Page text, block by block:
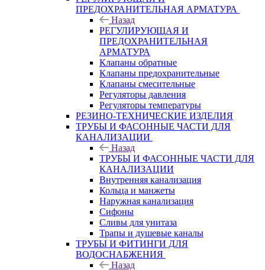
ПРЕДОХРАНИТЕЛЬНАЯ АРМАТУРА
Назад
РЕГУЛИРУЮЩАЯ И
ПРЕДОХРАНИТЕЛЬНАЯ
АРМАТУРА
Клапаны обратные
Клапаны предохранительные
Клапаны смесительные
Регуляторы давления
Регуляторы температуры
РЕЗИНО-ТЕХНИЧЕСКИЕ ИЗДЕЛИЯ
ТРУБЫ И ФАСОННЫЕ ЧАСТИ ДЛЯ
КАНАЛИЗАЦИИ
Назад
ТРУБЫ И ФАСОННЫЕ ЧАСТИ ДЛЯ
КАНАЛИЗАЦИИ
Внутренняя канализация
Кольца и манжеты
Наружная канализация
Сифоны
Сливы для унитаза
Трапы и душевые каналы
ТРУБЫ И ФИТИНГИ ДЛЯ
ВОДОСНАБЖЕНИЯ
Назад